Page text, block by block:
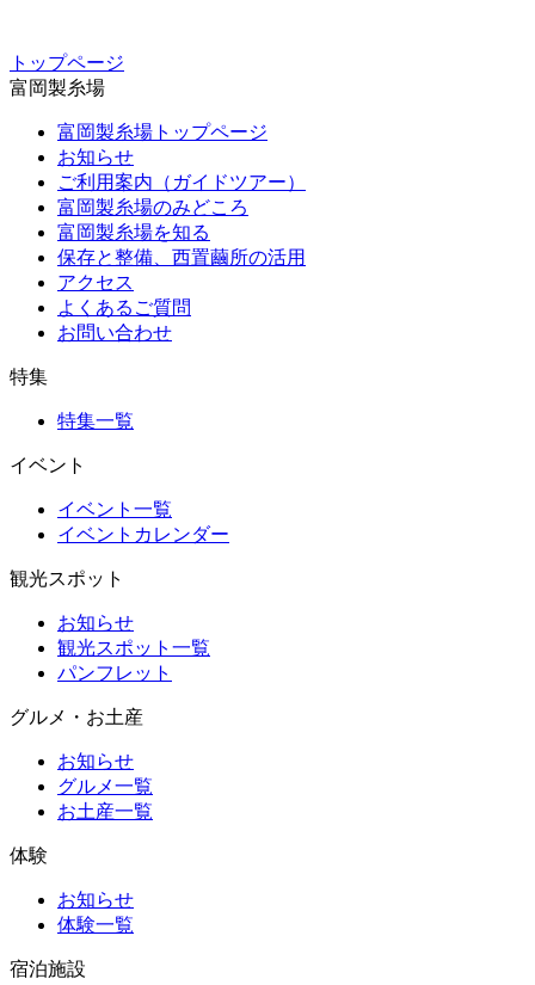
トップページ
富岡製糸場
富岡製糸場トップページ
お知らせ
ご利用案内（ガイドツアー）
富岡製糸場のみどころ
富岡製糸場を知る
保存と整備、西置繭所の活用
アクセス
よくあるご質問
お問い合わせ
特集
特集一覧
イベント
イベント一覧
イベントカレンダー
観光スポット
お知らせ
観光スポット一覧
パンフレット
グルメ・お土産
お知らせ
グルメ一覧
お土産一覧
体験
お知らせ
体験一覧
宿泊施設